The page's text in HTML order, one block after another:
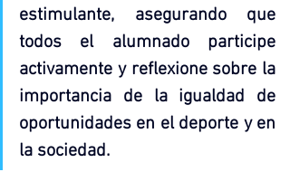
estimulante, asegurando que
todos el alumnado participe
activamente y reflexione sobre la
importancia de la igualdad de
oportunidades en el deporte y en
la sociedad.